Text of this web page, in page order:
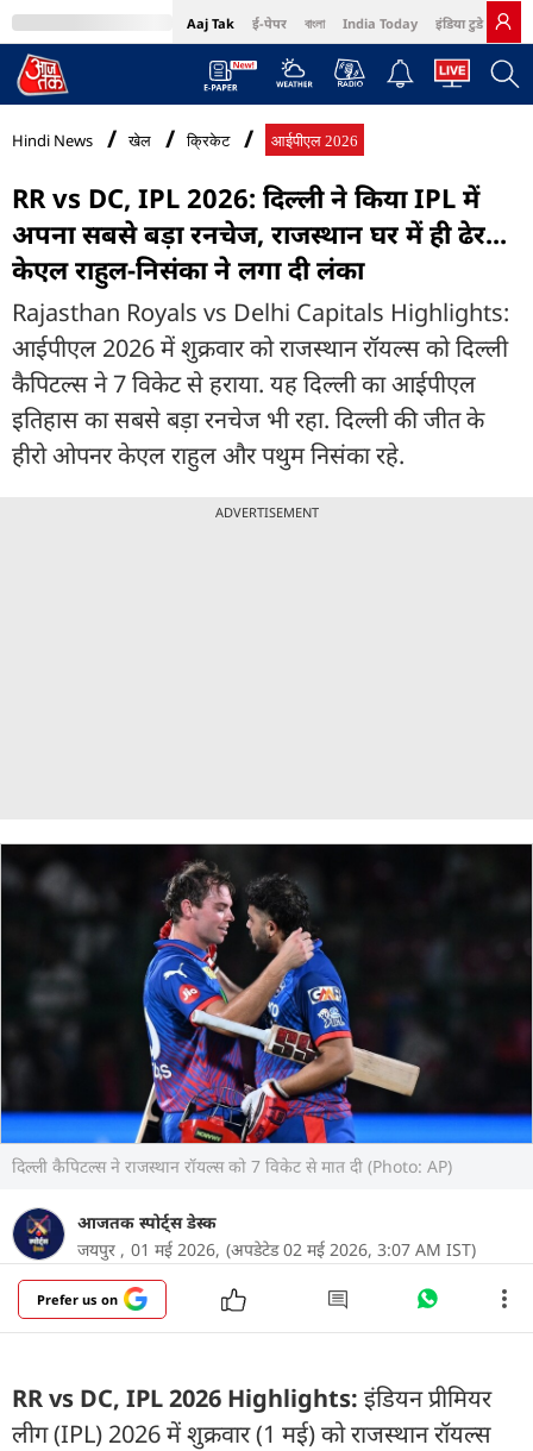
Aaj Tak ई-पेपर বাংলা India Today इंडिया टुडे हिंदी
MumbaiTak Cosmopolitan Harper's Bazaar Northeast
Hindi News खेल क्रिकेट आईपीएल 2026
RR vs DC, IPL 2026: द‍िल्ली ने किया IPL में
अपना सबसे बड़ा रनचेज, राजस्थान घर में ही ढेर...
केएल राहुल-न‍िसंका ने लगा दी लंका
Rajasthan Royals vs Delhi Capitals Highlights:
आईपीएल 2026 में शुक्रवार को राजस्थान रॉयल्स को द‍िल्ली
कैप‍िटल्स ने 7 व‍िकेट से हराया. यह द‍िल्ली का आईपीएल
इत‍िहास का सबसे बड़ा रनचेज भी रहा. द‍िल्ली की जीत के
हीरो ओपनर केएल राहुल और पथुम न‍िसंका रहे.
ADVERTISEMENT
द‍िल्ली कैप‍िटल्स ने राजस्थान रॉयल्स को 7 व‍िकेट से मात दी (Photo: AP)
आजतक स्पोर्ट्स डेस्क
जयपुर , 01 मई 2026, (अपडेटेड 02 मई 2026, 3:07 AM IST)
Prefer us on
RR vs DC, IPL 2026 Highlights: इंड‍ियन प्रीम‍ियर
लीग (IPL) 2026 में शुक्रवार (1 मई) को राजस्थान रॉयल्स